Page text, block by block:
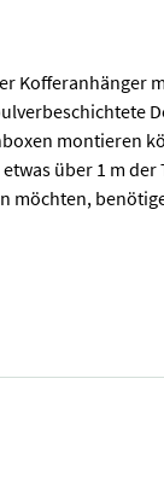
Kofferanhänger
montieren
über 1 m
möchten,
Kofferanhänger